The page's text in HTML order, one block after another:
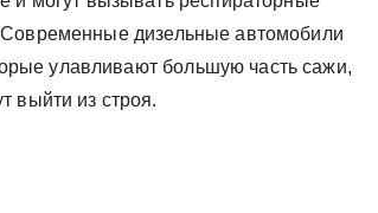
дизельные автомобили
улавливают большую часть сажи,
выйти из строя.